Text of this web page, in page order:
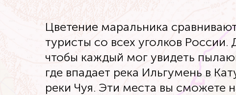
Цветение маральника
туристы со всех уголков
чтобы каждый мог увидеть
где впадает река Ильгумень в
реки Чуя. Эти места вы сможете